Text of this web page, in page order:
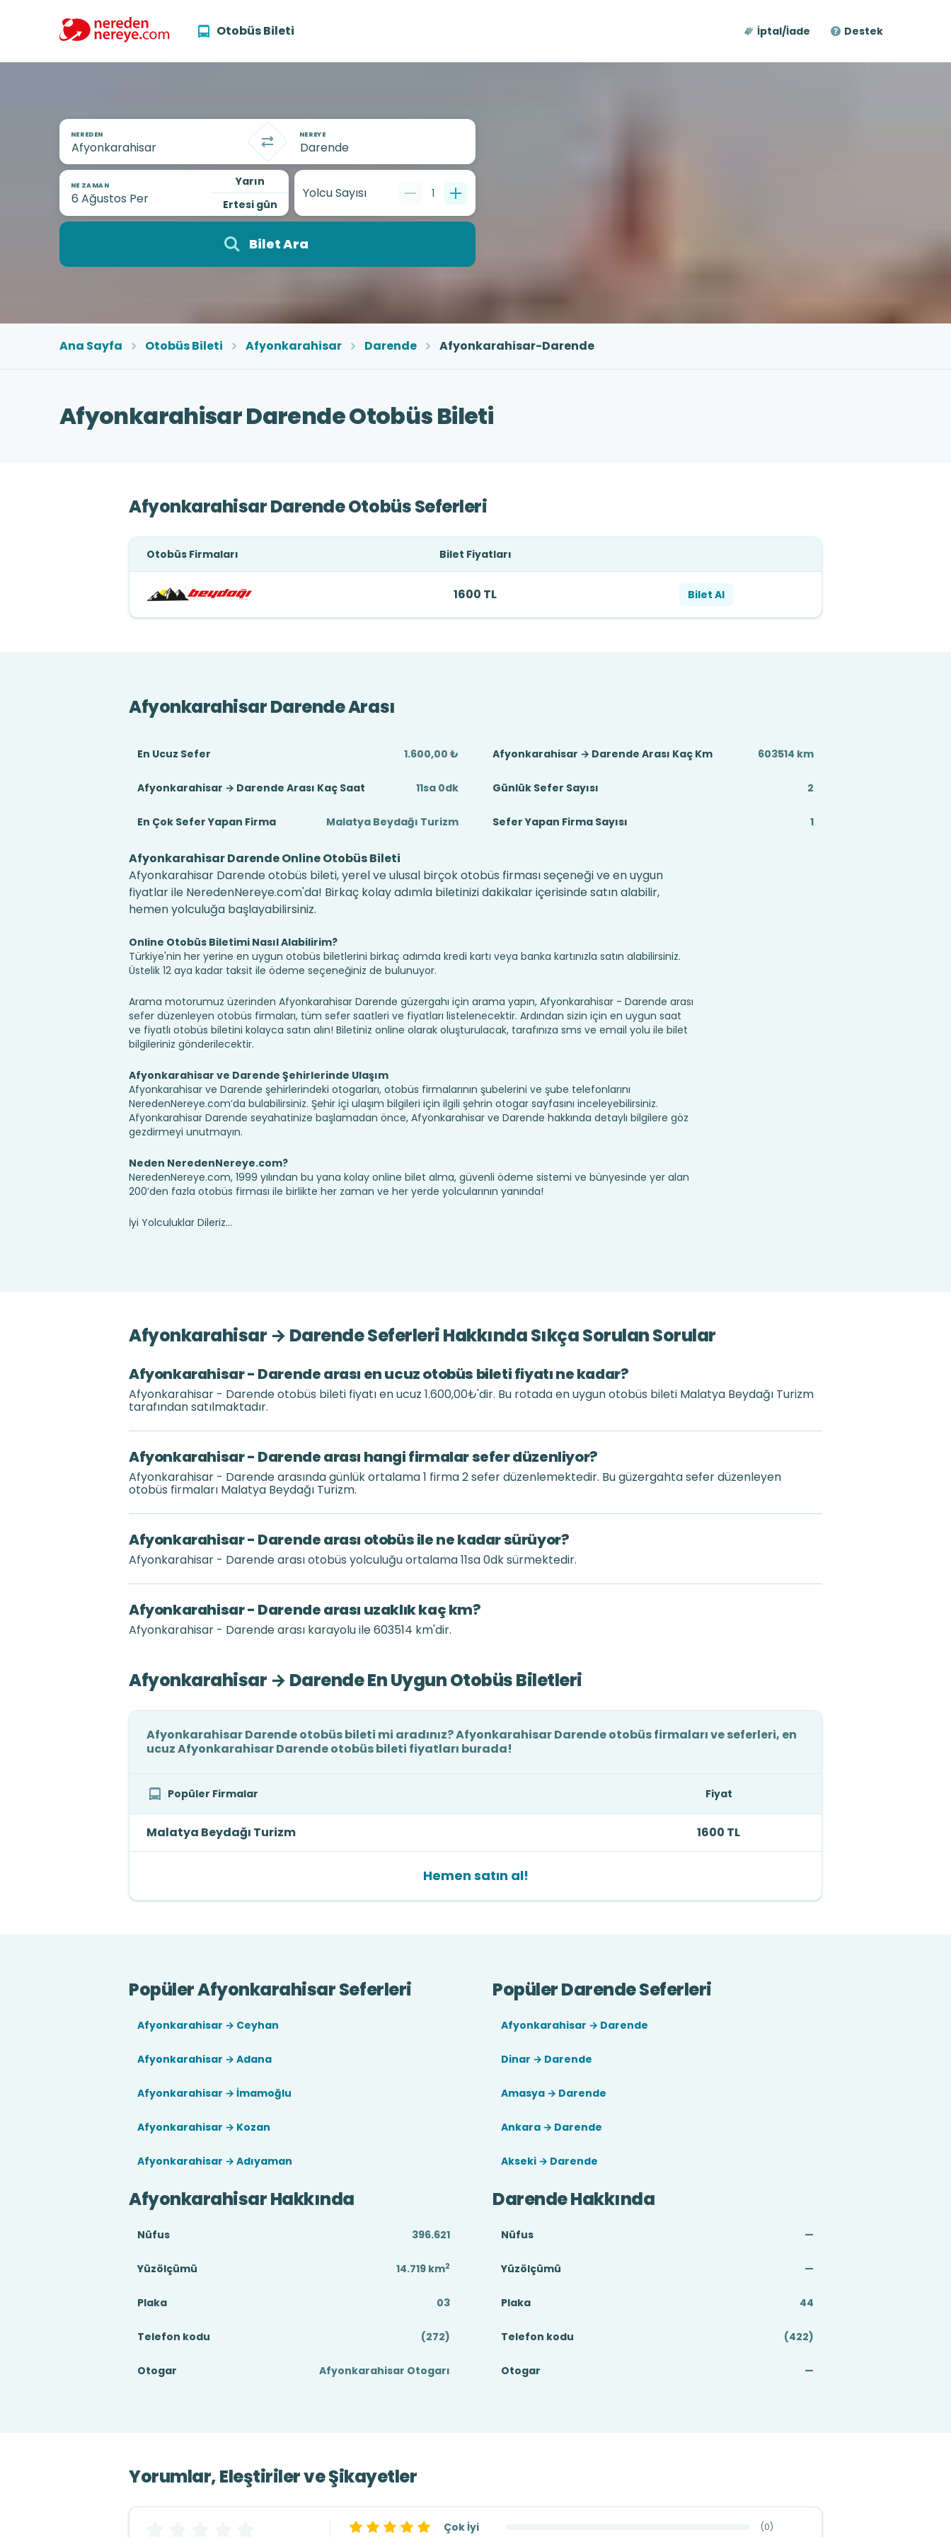
Otobüs Bileti İptal/İade Destek
NEREDEN NEREYE
NE ZAMAN
Yarın
Ertesi gün
Yolcu Sayısı 1
Bilet Ara
Ana Sayfa Otobüs Bileti Afyonkarahisar Darende Afyonkarahisar-Darende
Afyonkarahisar Darende Otobüs Bileti
Afyonkarahisar Darende Otobüs Seferleri
Otobüs Firmaları Bilet Fiyatları
1600 TL Bilet Al
Afyonkarahisar Darende Arası
En Ucuz Sefer 1.600,00 ₺ Afyonkarahisar → Darende Arası Kaç Km 603514 km
Afyonkarahisar → Darende Arası Kaç Saat 11sa 0dk Günlük Sefer Sayısı 2
En Çok Sefer Yapan Firma Malatya Beydağı Turizm Sefer Yapan Firma Sayısı 1
Afyonkarahisar Darende Online Otobüs Bileti
Afyonkarahisar Darende otobüs bileti, yerel ve ulusal birçok otobüs firması seçeneği ve en uygun
fiyatlar ile NeredenNereye.com'da! Birkaç kolay adımla biletinizi dakikalar içerisinde satın alabilir,
hemen yolculuğa başlayabilirsiniz.
Online Otobüs Biletimi Nasıl Alabilirim?
Türkiye'nin her yerine en uygun otobüs biletlerini birkaç adımda kredi kartı veya banka kartınızla satın alabilirsiniz.
Üstelik 12 aya kadar taksit ile ödeme seçeneğiniz de bulunuyor.
Arama motorumuz üzerinden Afyonkarahisar Darende güzergahı için arama yapın, Afyonkarahisar - Darende arası
sefer düzenleyen otobüs firmaları, tüm sefer saatleri ve fiyatları listelenecektir. Ardından sizin için en uygun saat
ve fiyatlı otobüs biletini kolayca satın alın! Biletiniz online olarak oluşturulacak, tarafınıza sms ve email yolu ile bilet
bilgileriniz gönderilecektir.
Afyonkarahisar ve Darende Şehirlerinde Ulaşım
Afyonkarahisar ve Darende şehirlerindeki otogarları, otobüs firmalarının şubelerini ve şube telefonlarını
NeredenNereye.com’da bulabilirsiniz. Şehir içi ulaşım bilgileri için ilgili şehrin otogar sayfasını inceleyebilirsiniz.
Afyonkarahisar Darende seyahatinize başlamadan önce, Afyonkarahisar ve Darende hakkında detaylı bilgilere göz
gezdirmeyi unutmayın.
Neden NeredenNereye.com?
NeredenNereye.com, 1999 yılından bu yana kolay online bilet alma, güvenli ödeme sistemi ve bünyesinde yer alan
200’den fazla otobüs firması ile birlikte her zaman ve her yerde yolcularının yanında!
İyi Yolculuklar Dileriz...
Afyonkarahisar → Darende Seferleri Hakkında Sıkça Sorulan Sorular
Afyonkarahisar - Darende arası en ucuz otobüs bileti fiyatı ne kadar?
Afyonkarahisar - Darende otobüs bileti fiyatı en ucuz 1.600,00₺'dir. Bu rotada en uygun otobüs bileti Malatya Beydağı Turizm
tarafından satılmaktadır.
Afyonkarahisar - Darende arası hangi firmalar sefer düzenliyor?
Afyonkarahisar - Darende arasında günlük ortalama 1 firma 2 sefer düzenlemektedir. Bu güzergahta sefer düzenleyen
otobüs firmaları Malatya Beydağı Turizm.
Afyonkarahisar - Darende arası otobüs ile ne kadar sürüyor?
Afyonkarahisar - Darende arası otobüs yolculuğu ortalama 11sa 0dk sürmektedir.
Afyonkarahisar - Darende arası uzaklık kaç km?
Afyonkarahisar - Darende arası karayolu ile 603514 km'dir.
Afyonkarahisar → Darende En Uygun Otobüs Biletleri
Afyonkarahisar Darende otobüs bileti mi aradınız? Afyonkarahisar Darende otobüs firmaları ve seferleri, en
ucuz Afyonkarahisar Darende otobüs bileti fiyatları burada!
Popüler Firmalar Fiyat
Malatya Beydağı Turizm 1600 TL
Hemen satın al!
Popüler Afyonkarahisar Seferleri
Afyonkarahisar → Ceyhan
Afyonkarahisar → Adana
Afyonkarahisar → İmamoğlu
Afyonkarahisar → Kozan
Afyonkarahisar → Adıyaman
Popüler Darende Seferleri
Afyonkarahisar → Darende
Dinar → Darende
Amasya → Darende
Ankara → Darende
Akseki → Darende
Afyonkarahisar Hakkında
Nüfus 396.621
Yüzölçümü 14.719 km2
Plaka 03
Telefon kodu (272)
Otogar Afyonkarahisar Otogarı
Darende Hakkında
Nüfus —
Yüzölçümü —
Plaka 44
Telefon kodu (422)
Otogar —
Yorumlar, Eleştiriler ve Şikayetler
Çok İyi (0)